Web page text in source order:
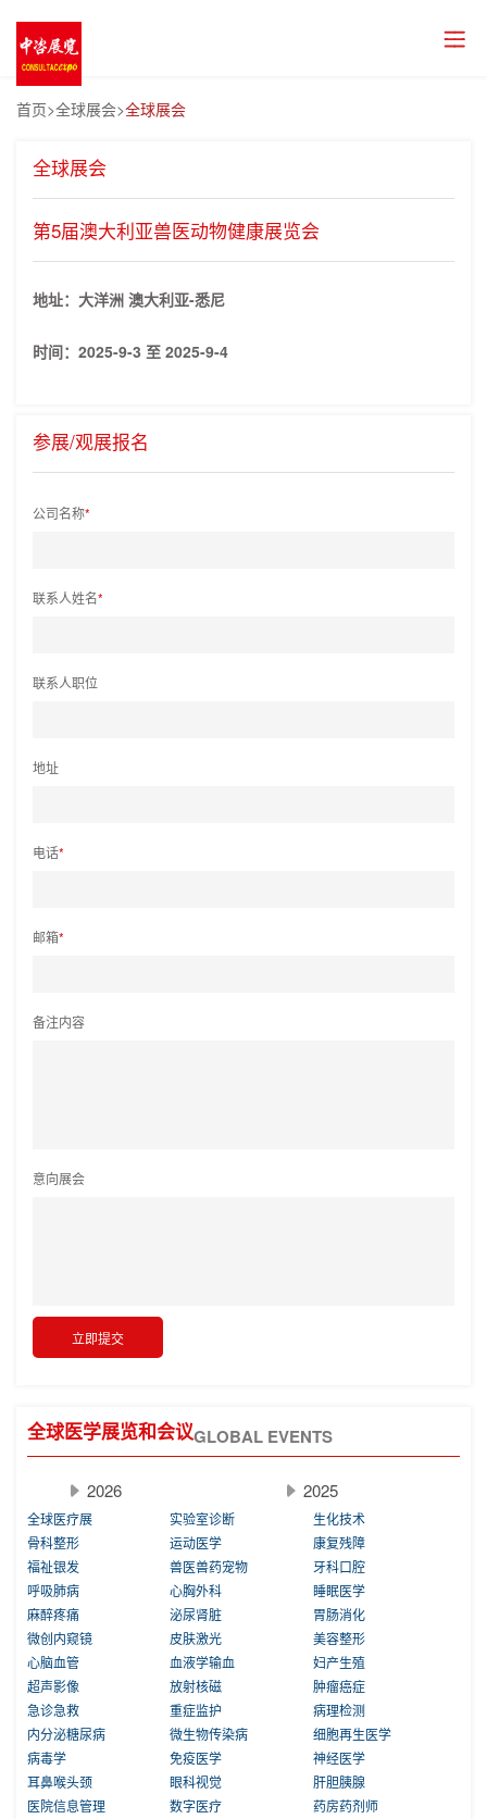
首页>全球展会>全球展会
全球展会
第5届澳大利亚兽医动物健康展览会
地址：大洋洲 澳大利亚-悉尼
时间： 2025-9-3 至 2025-9-4
参展/观展报名
公司名称*
联系人姓名*
联系人职位
地址
电话*
邮箱*
备注内容
意向展会
全球医学展览和会议GLOBAL EVENTS
2026 2025
全球医疗展 实验室诊断
生化技术
骨科整形
运动医学
康复残障
福祉银发
兽医兽药宠物
牙科口腔
呼吸肺病
心胸外科
睡眠医学
麻醉疼痛
泌尿肾脏
胃肠消化
微创内窥镜
皮肤激光
美容整形
心脑血管
血液学输血
妇产生殖
超声影像
放射核磁
肿瘤癌症
急诊急救
重症监护
病理检测
内分泌糖尿病
微生物传染病
细胞再生医学
病毒学
免疫医学
神经医学
耳鼻喉头颈
眼科视觉
肝胆胰腺
医院信息管理
数字医疗
药房药剂师